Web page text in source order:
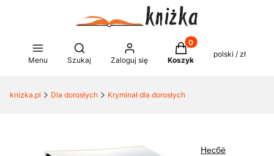
Menu
Otwórz wyszukiwarkę
Szukaj Zaloguj się
Produkty w koszyku:
Koszyk
polski / zł
knizka.pl Dla dorosłych Kryminał dla dorosłych
Несбё